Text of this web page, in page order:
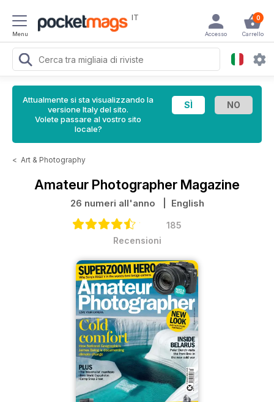
Menu
IT 0
Carrello
Accesso
Attualmente si sta visualizzando la
versione Italy del sito.
Volete passare al vostro sito
locale?
< Art & Photography
Amateur Photographer Magazine
26 numeri all'anno | English
185
Recensioni